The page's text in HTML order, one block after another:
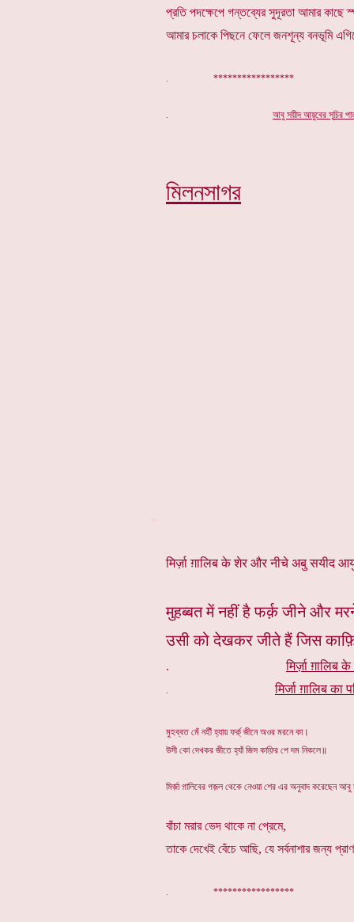
প্রতি পদক্ষেপে গন্তব্যের সুদূরতা আমার কাছে
আমার চলাকে পিছনে ফেলে জনশূন্য বনভূমি
. *****************
. আবু সয়ীদ আয়ুবের সূচির
মিলনসাগর
मिर्ज़ा ग़ालिब के शेर और नीचे अबु सयीद
मुहब्बत में नहीं है फर्क़ जीने और
उसी को देखकर जीते हैं जिस
.मिर्ज़ा ग़ालिब
. मिर्जा ग़ालिब का
মুহব্বত মেঁ নহীঁ হ্যায় ফর্ক়্ জীনে অওর মরনে কা।
উসী কো দেখকর জীতে হ্যাঁ জিস কাফ়ির পে দম নিকলে॥
মির্জ়া গ়ালিবের গজ়ল থেকে নেওয়া শের এর অনুবাদ করেছেন
বাঁচা মরার ভেদ থাকে না প্রেমে,
তাকে দেখেই বেঁচে আছি, যে সর্বনাশার জন্য
. *****************